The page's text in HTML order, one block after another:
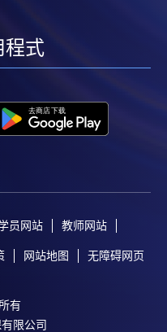
程式
员网站 教师网站
网站地图 无障碍网页
有
限公司